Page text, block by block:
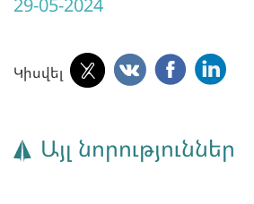
Կիսվել
Այլ նորություններ